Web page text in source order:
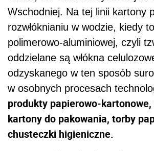
Wschodniej. Na tej linii kartony
rozwłóknianiu w wodzie, kiedy
polimerowo-aluminiowej, czyli
oddzielane są włókna
odzyskanego w ten sposób
w osobnych procesach
produkty papierowo-
kartony do pakowania, torby
chusteczki higieniczne.